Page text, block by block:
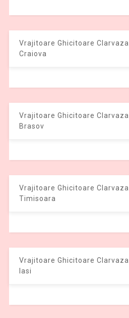
Vrajitoare Ghicitoare
Craiova
Vrajitoare Ghicitoare
Brasov
Vrajitoare Ghicitoare
Timisoara
Vrajitoare Ghicitoare
Iasi